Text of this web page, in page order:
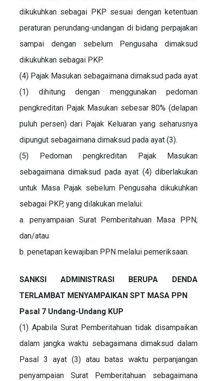
dikukuhkan sebagai PKP sesuai dengan ketentuan
peraturan perundang-undangan di bidang perpajakan
sampai dengan sebelum Pengusaha dimaksud
dikukuhkan sebagai PKP.
(4) Pajak Masukan sebagaimana dimaksud pada ayat
(1) dihitung dengan menggunakan pedoman
pengkreditan Pajak Masukan sebesar 80% (delapan
puluh persen) dari Pajak Keluaran yang seharusnya
dipungut sebagaimana dimaksud pada ayat (3).
(5) Pedoman pengkreditan Pajak Masukan
sebagaimana dimaksud pada ayat (4) diberlakukan
untuk Masa Pajak sebelum Pengusaha dikukuhkan
sebagai PKP, yang dilakukan melalui:
a. penyampaian Surat Pemberitahuan Masa PPN;
dan/atau
b. penetapan kewajiban PPN melalui pemeriksaan.
SANKSI ADMINISTRASI BERUPA DENDA
TERLAMBAT MENYAMPAIKAN SPT MASA PPN
Pasal 7 Undang-Undang KUP
(1) Apabila Surat Pemberitahuan tidak disampaikan
dalam jangka waktu sebagaimana dimaksud dalam
Pasal 3 ayat (3) atau batas waktu perpanjangan
penyampaian Surat Pemberitahuan sebagaimana